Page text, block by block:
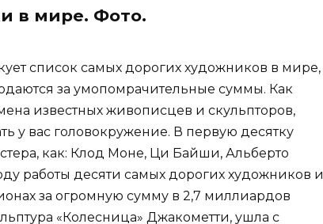
в мире. Фото.
список самых дорогих художников в мире,
за умопомрачительные суммы. Как
известных живописцев и скульпторов,
у вас головокружение. В первую десятку
как: Клод Моне, Ци Байши, Альберто
работы десяти самых дорогих художников и
за огромную сумму в 2,7 миллиардов
«Колесница» Джакометти, ушла с